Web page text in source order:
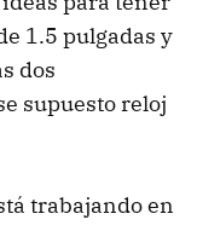
1.5 pulgadas y
dos
supuesto reloj
trabajando en